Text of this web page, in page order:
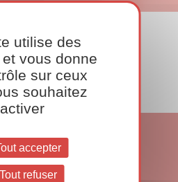
utilise des
vous donne
sur ceux
souhaitez
activer
accepter
Tout refuser